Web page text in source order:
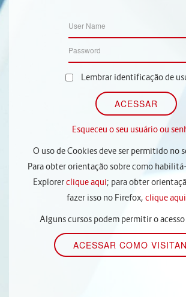
Lembrar identificação de
Esqueceu o seu usuário ou
O uso de Cookies deve ser permitido no
Para obter orientação sobre como
Explorerclique aqui; para obter
fazer isso no Firefox, clique aqui
Alguns cursos podem permitir o